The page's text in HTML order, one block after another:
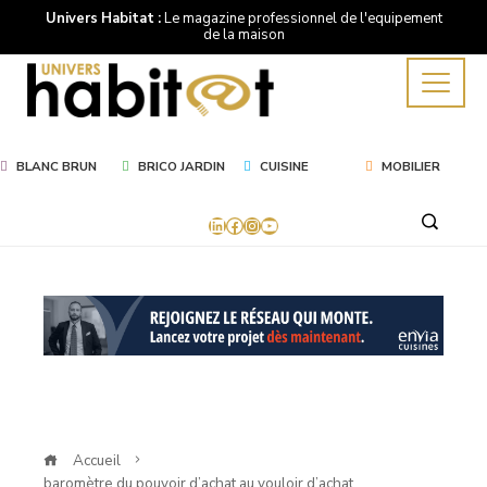
Univers Habitat :Le magazine professionnel de l'equipement
de la maison
BLANC BRUN BRICO JARDIN CUISINE MOBILIER
LinkedIn
Facebook
Instagram
YouTube
Mot
Clé
du
Accueil